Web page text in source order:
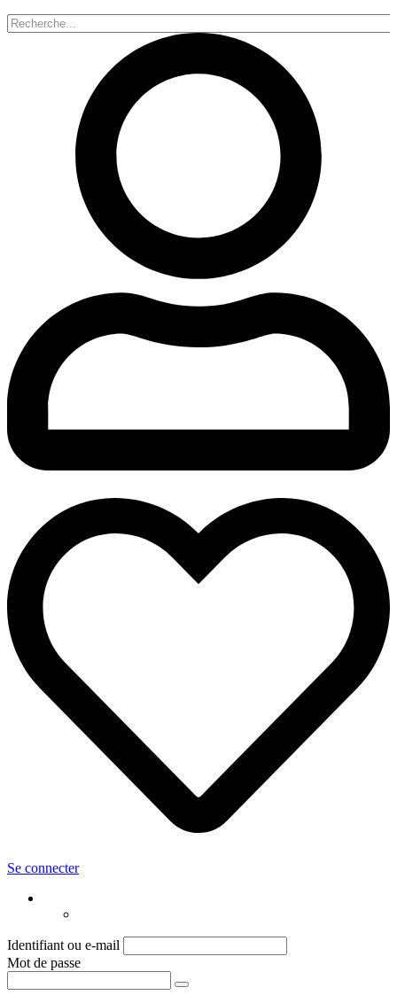
Se connecter
Identifiant ou e-mail
Mot de passe